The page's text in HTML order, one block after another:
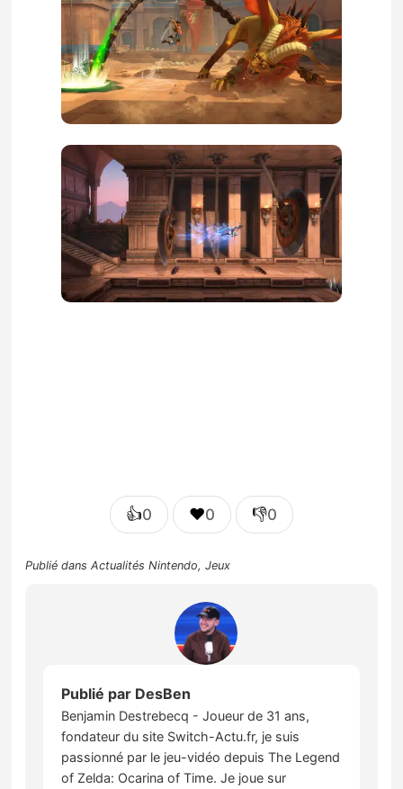
👍0 ❤️0 👎0
Publié dansActualités Nintendo,Jeux
Publié par DesBen
Benjamin Destrebecq - Joueur de 31 ans,
fondateur du site Switch-Actu.fr, je suis
passionné par le jeu-vidéo depuis The Legend
of Zelda: Ocarina of Time. Je joue sur